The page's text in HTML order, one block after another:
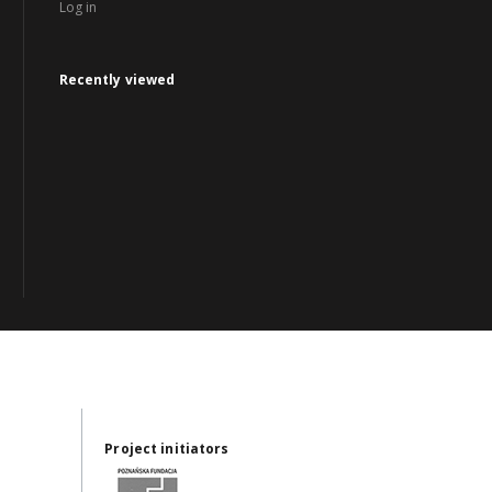
Log in
Recently viewed
Project initiators